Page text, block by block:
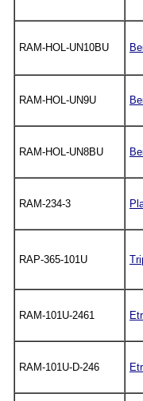
RAM-HOL-UN10BU
RAM-HOL-UN9U
RAM-HOL-UN8BU
RAM-234-3
RAP-365-101U
RAM-101U-2461
RAM-101U-D-246